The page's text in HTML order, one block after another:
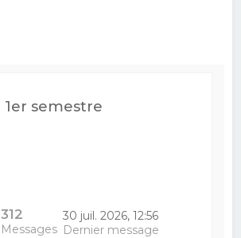
1er semestre
312
Messages
30 juil. 2026, 12:56
Dernier message